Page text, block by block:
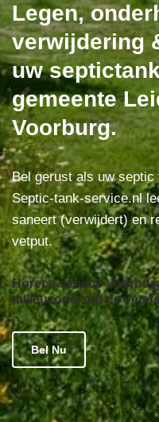
Legen,
verwijdering
uw
gemeente
Voorburg.
Bel gerust als uw
Septic-tank-service.nl
saneert (verwijdert) en
vetput.
Horeca service
milieuzone, om de
Bel Nu